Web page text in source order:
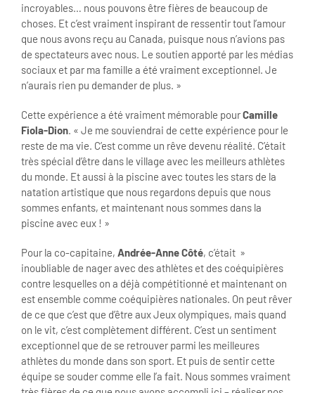
incroyables… nous pouvons être fières de beaucoup de
choses. Et c’est vraiment inspirant de ressentir tout l’amour
que nous avons reçu au Canada, puisque nous n’avions pas
de spectateurs avec nous. Le soutien apporté par les médias
sociaux et par ma famille a été vraiment exceptionnel. Je
n’aurais rien pu demander de plus. »
Cette expérience a été vraiment mémorable pourCamille
Fiola-Dion. « Je me souviendrai de cette expérience pour le
reste de ma vie. C’est comme un rêve devenu réalité. C’était
très spécial d’être dans le village avec les meilleurs athlètes
du monde. Et aussi à la piscine avec toutes les stars de la
natation artistique que nous regardons depuis que nous
sommes enfants, et maintenant nous sommes dans la
piscine avec eux ! »
Pour la co-capitaine, Andrée-Anne Côté, c’était »
inoubliable de nager avec des athlètes et des coéquipières
contre lesquelles on a déjà compétitionné et maintenant on
est ensemble comme coéquipières nationales. On peut rêver
de ce que c’est que d’être aux Jeux olympiques, mais quand
on le vit, c’est complètement différent. C’est un sentiment
exceptionnel que de se retrouver parmi les meilleures
athlètes du monde dans son sport. Et puis de sentir cette
équipe se souder comme elle l’a fait. Nous sommes vraiment